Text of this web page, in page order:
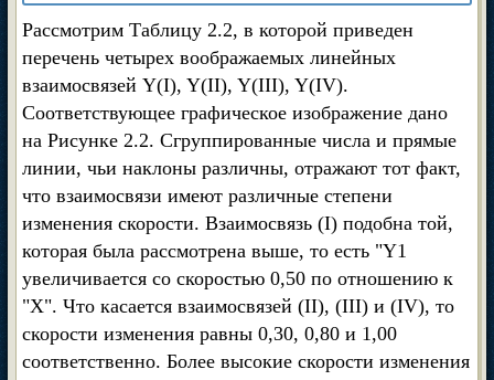
Рассмотрим Таблицу 2.2, в которой приведен
перечень четырех воображаемых линейных
взаимосвязей Y(I), Y(II), Y(III), Y(IV).
Соответствующее графическое изображение дано
на Рисунке 2.2. Сгруппированные числа и прямые
линии, чьи наклоны различны, отражают тот факт,
что взаимосвязи имеют различные степени
изменения скорости. Взаимосвязь (I) подобна той,
которая была рассмотрена выше, то есть "Y1
увеличивается со скоростью 0,50 по отношению к
"X". Что касается взаимосвязей (II), (III) и (IV), то
скорости изменения равны 0,30, 0,80 и 1,00
соответственно. Более высокие скорости изменения